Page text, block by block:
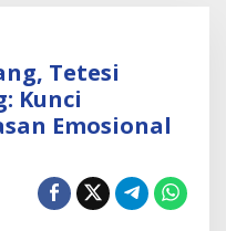
Tetesi
Kunci
Emosional